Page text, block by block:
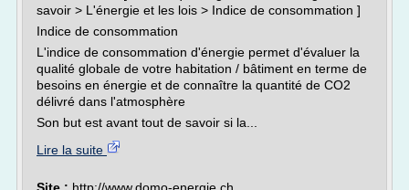
savoir > L'énergie et les lois > Indice de consommation ]
Indice de consommation
L'indice de consommation d'énergie permet d'évaluer la
qualité globale de votre habitation / bâtiment en terme de
besoins en énergie et de connaître la quantité de CO2
délivré dans l'atmosphère
Son but est avant tout de savoir si la...
Lire la suite